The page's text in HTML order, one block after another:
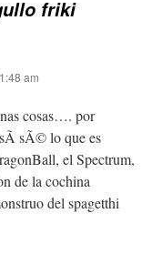
friki
am
cosas…. por
sÃ© lo que es
el Spectrum,
de la cochina
del spagetthi